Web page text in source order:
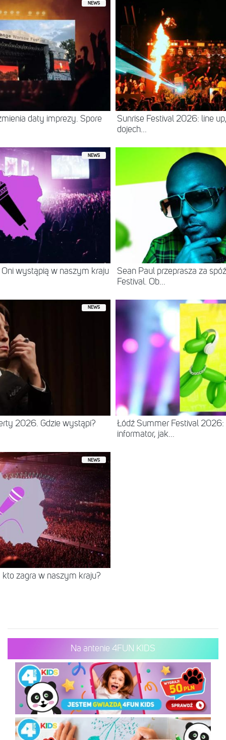
NEWS
daty imprezy. Spore
Sunrise Festival 2026: line
dojech...
NEWS
wystąpią w naszym kraju
Sean Paul przeprasza za
Festival. Ob...
NEWS
2026. Gdzie wystąpi?
Łódź Summer Festival 2026:
informator, jak...
NEWS
zagra w naszym kraju?
Na antenie 4FUN KIDS